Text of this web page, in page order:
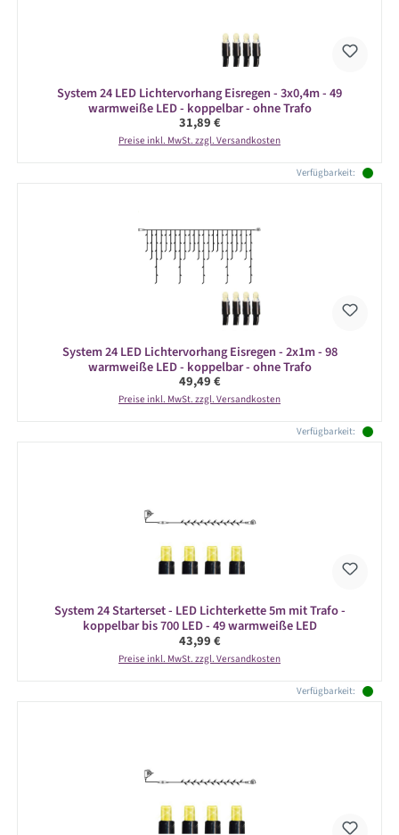
System 24 LED Lichtervorhang Eisregen - 3x0,4m - 49
warmweiße LED - koppelbar - ohne Trafo
Regulärer Preis:
31,89 €
Preise inkl. MwSt. zzgl. Versandkosten
Verfügbarkeit:
System 24 LED Lichtervorhang Eisregen - 2x1m - 98
warmweiße LED - koppelbar - ohne Trafo
Regulärer Preis:
49,49 €
Preise inkl. MwSt. zzgl. Versandkosten
Verfügbarkeit:
System 24 Starterset - LED Lichterkette 5m mit Trafo -
koppelbar bis 700 LED - 49 warmweiße LED
Regulärer Preis:
43,99 €
Preise inkl. MwSt. zzgl. Versandkosten
Verfügbarkeit: